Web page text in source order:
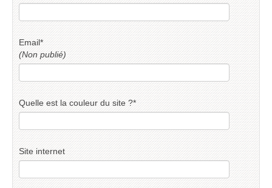
Email*
(Non publié)
Quelle est la couleur du site ?*
Site internet